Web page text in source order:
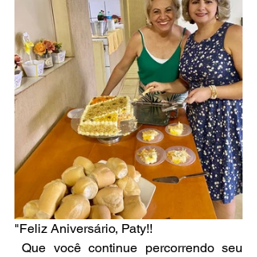
"Feliz Aniversário, Paty!!
Que você continue percorrendo seu